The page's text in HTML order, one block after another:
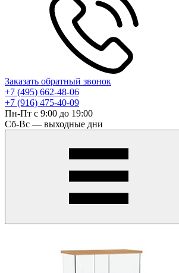
Заказать обратный звонок
+7 (495) 662-48-06
+7 (916) 475-40-09
Пн-Пт с 9:00 до 19:00
Сб-Вс — выходные дни